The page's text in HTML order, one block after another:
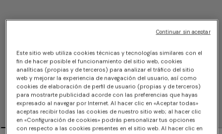
Este sitio web utiliza cookies técnicas y tecnologías similares con el
fin de hacer posible el funcionamiento del sitio web, cookies
analíticas (propias y de terceros) para analizar el tráfico del sitio
web y mejorar la experiencia de navegación del usuario, así como
cookies de elaboración de perfil de usuario (propias y de terceros)
para mostrarte publicidad acorde con las preferencias que hayas
expresado al navegar por Internet. Al hacer clic en «Aceptar todas»
aceptas recibir todas las cookies de nuestro sitio web; al hacer clic
en «Configuración de cookies» podrás personalizar tus opciones
con respecto a las cookies presentes en el sitio web. Al hacer clic en
Continuar sin aceptar